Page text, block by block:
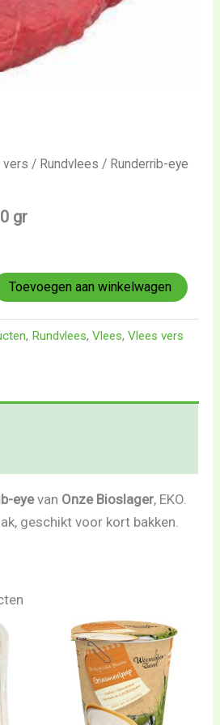
vers / Rundvlees / Runderrib-eye
gr
Toevoegen aan winkelwagen
, Rundvlees,Vlees,Vlees vers
eyevan Onze Bioslager, EKO.
geschikt voor kort bakken.